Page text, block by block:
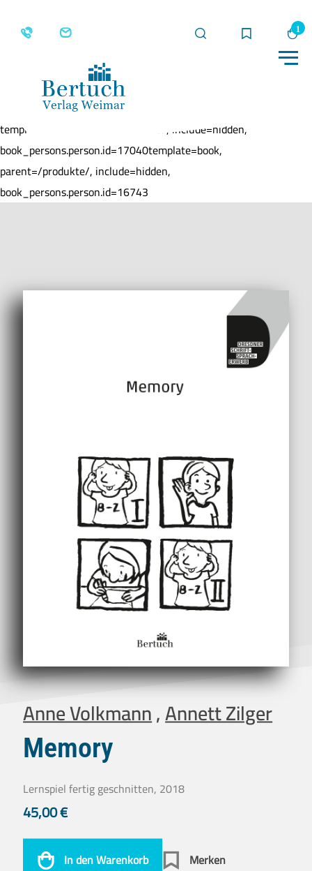
Merkliste
Home Produkte
template=book, parent=/produkte/, include=hidden,
book_persons.person.id=17040template=book,
parent=/produkte/, include=hidden,
book_persons.person.id=16743
Anne Volkmann,Annett Zilger
Memory
Lernspiel fertig geschnitten, 2018
45,00€
In den Warenkorb Merken